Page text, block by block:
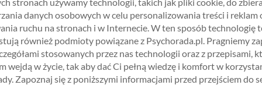
USŁUGĘ, SPECJALISTĘ I
danych osobowych w celu personalizowania treści i reklam
ruchu na stronach i w Internecie. W ten sposób technologię
również podmioty powiązane z Psychorada.pl. Pragniemy
stosowanych przez nas technologii oraz z przepisami,
wejdą w życie, tak aby dać Ci pełną wiedzę i komfort w
Zapoznaj się z poniższymi informacjami przed przejściem do